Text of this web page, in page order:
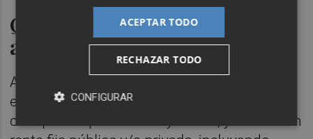
Querencia por la bolsa
americana
Asimismo puede invertir más del 75% de la
exposición total en
cualquier capitalización y sector, y el resto en
ACEPTAR TODO
RECHAZAR TODO
CONFIGURAR